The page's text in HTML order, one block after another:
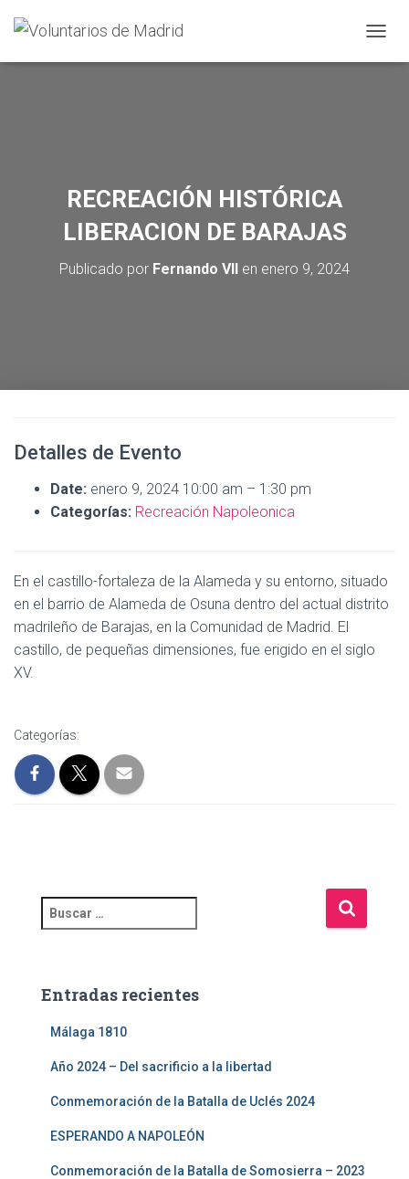
RECREACIÓN HISTÓRICA
LIBERACION DE BARAJAS
Publicado por Fernando VII en enero 9, 2024
Detalles de Evento
Date: enero 9, 2024 10:00 am – 1:30 pm
Categorías: Recreación Napoleonica
En el castillo-fortaleza de la Alameda​ y su entorno, situado
en el barrio de Alameda de Osuna dentro del actual distrito
madrileño de Barajas, en la Comunidad de Madrid. El
castillo, de pequeñas dimensiones, fue erigido en el siglo
XV.
Categorías:
Entradas recientes
Málaga 1810
Año 2024 – Del sacrificio a la libertad
Conmemoración de la Batalla de Uclés 2024
ESPERANDO A NAPOLEÓN
Conmemoración de la Batalla de Somosierra – 2023